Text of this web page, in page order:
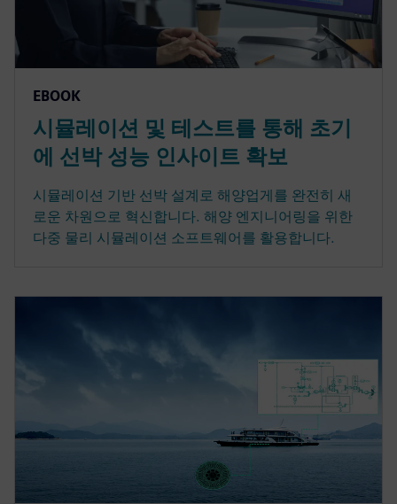
EBOOK
시뮬레이션 및 테스트를 통해 초기
에 선박 성능 인사이트 확보
시뮬레이션 기반 선박 설계로 해양업게를 완전히 새
로운 차원으로 혁신합니다. 해양 엔지니어링을 위한
다중 물리 시뮬레이션 소프트웨어를 활용합니다.